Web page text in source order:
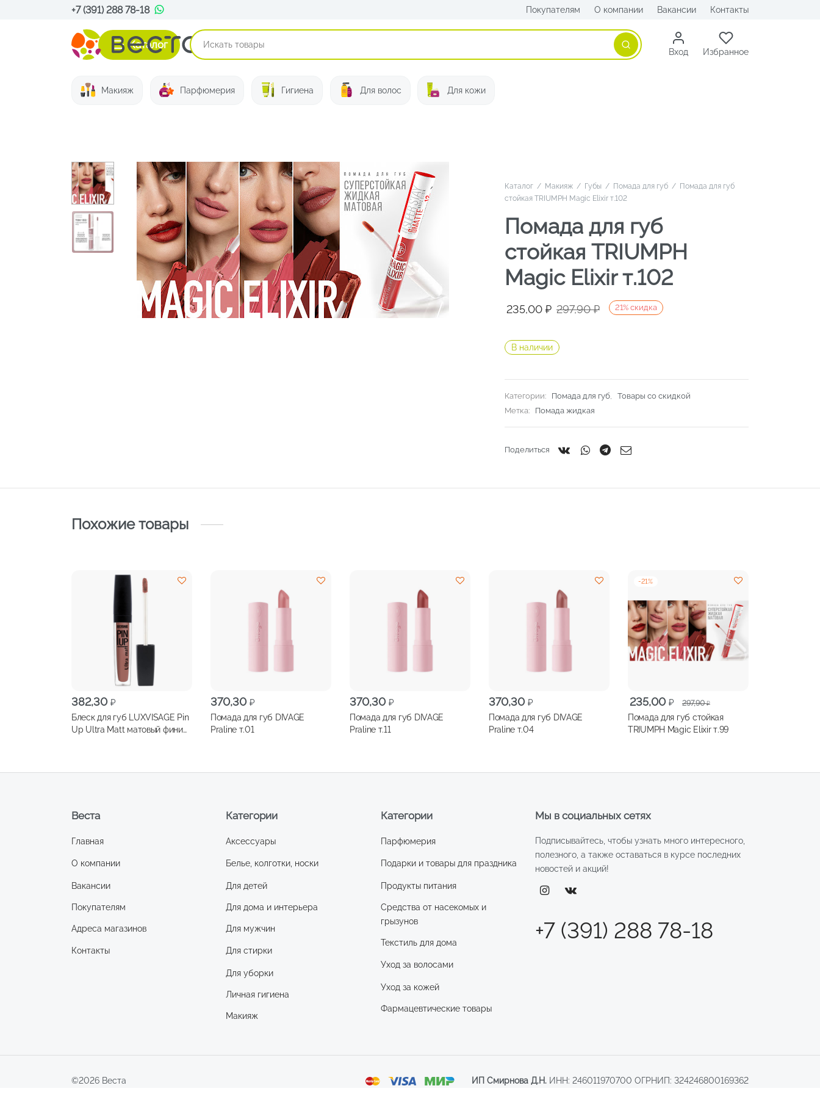
+7 (391) 288 78-18 Покупателям О компании Вакансии Контакты
Каталог
Поиск
Вход Избранное
Макияж Парфюмерия Гигиена Для волос Для кожи
Каталог / Макияж / Губы / Помада для губ / Помада для губ
стойкая TRIUMPH Magic Elixir т.102
Помада для губ
стойкая TRIUMPH
Magic Elixir т.102
21% скидка
297,90₽
Первоначальная
составляла
235,00 ₽
Текущая
235,00 ₽.
В наличии
Категории: Помада для губ,
Товары со скидкой
Метка:
Помада жидкая
Поделиться
Похожие товары
382,30 ₽
Блеск для губ LUXVISAGE Pin
Up Ultra Matt матовый финиш,
370,30 ₽
Помада для губ DIVAGE
Praline т.01
370,30 ₽
Помада для губ DIVAGE
Praline т.11
370,30 ₽
Помада для губ DIVAGE
Praline т.04
-21%
297,90₽
Первоначальная
цена
составляла
235,00 ₽
Текущая
цена:
235,00 ₽.
Помада для губ стойкая
TRIUMPH Magic Elixir т.99
Мы в социальных сетях
Подписывайтесь, чтобы узнать много интересного,
полезного, а также оставаться в курсе последних
новостей и акций!
+7 (391) 288 78-18
Категории
Аксессуары
Белье, колготки, носки
Для детей
Для дома и интерьера
Для мужчин
Для стирки
Для уборки
Личная гигиена
Макияж
Категории
Парфюмерия
Подарки и товары для праздника
Продукты питания
Средства от насекомых и
грызунов
Текстиль для дома
Уход за волосами
Уход за кожей
Фармацевтические товары
Веста
Главная
О компании
Вакансии
Покупателям
Адреса магазинов
Контакты
©2026 Веста ИП Смирнова Д.Н. ИНН: 246011970700 ОГРНИП: 324246800169362